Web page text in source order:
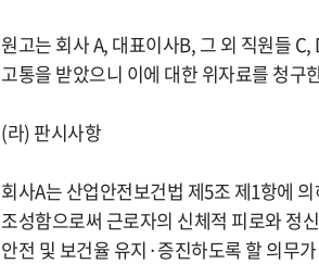
원고는 회사 A, 대표이사B, 그 외 직원들
고통을 받았으니 이에 대한 위자료를 청구
(라) 판시사항
회사A는 산업안전보건법 제5조 제1항에
조성함으로써 근로자의 신체적 피로와 정
안전 및 보건율 유지·증진하도록 할 의무